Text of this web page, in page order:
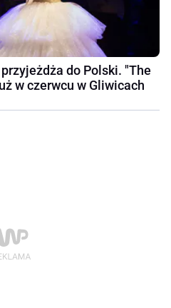
do Polski. "The
w czerwcu w Gliwicach